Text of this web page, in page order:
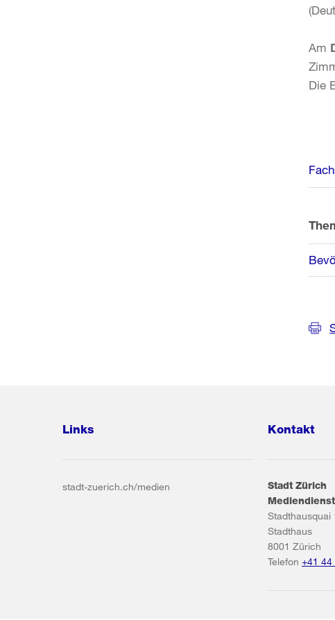
Am
Die
Links
stadt-zuerich.ch/medien
Kontakt
Stadt Zürich
Stadthausquai
Stadthaus
8001 Zürich
Telefon +41 44